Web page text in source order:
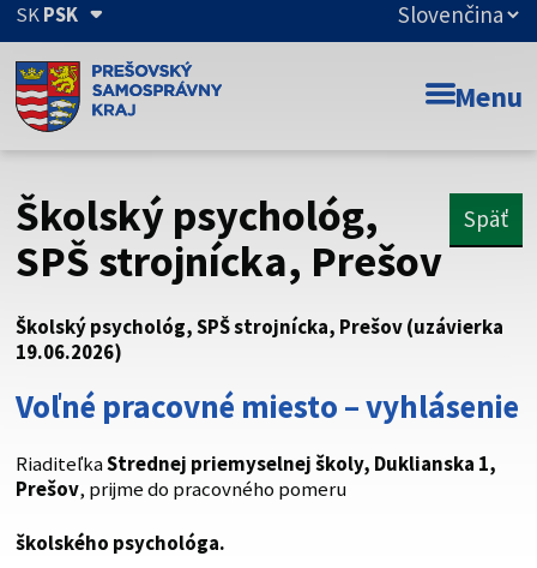
SKPSK
Doména psk.sk je oficiálna
Toto je oficiálna webová stránka Prešovského
psk.sk.
Táto stránka je zabezpečená
cez zabezpečenú webovú stránku. Zabezpečená stránka
vždy začína https:// pred názvom domény webového sídla.
Menu
Školský psychológ,
SPŠ strojnícka, Prešov
Späť
Školský psychológ, SPŠ strojnícka, Prešov (uzávierka
19.06.2026)
Voľné pracovné miesto – vyhlásenie
RiaditeľkaStrednej priemyselnej školy, Duklianska 1,
Prešov, prijme do pracovného pomeru
školského psychológa.